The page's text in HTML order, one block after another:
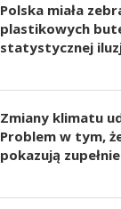
Polska miała
plastikowych
statystycznej
Zmiany klimatu
Problem w tym,
pokazują